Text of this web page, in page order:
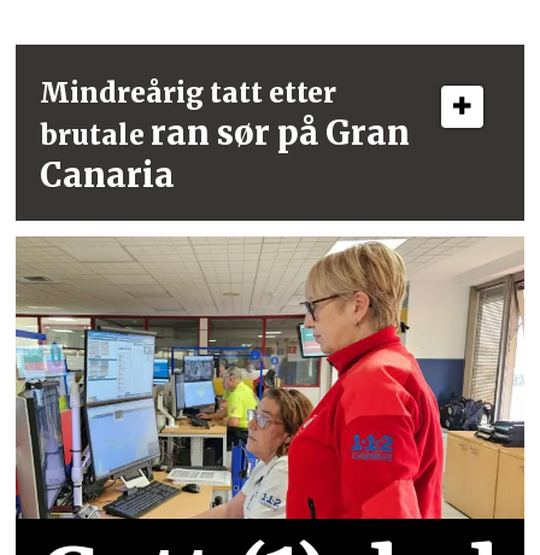
Mindreårig tatt etter
brutale ran sør på Gran
Canaria